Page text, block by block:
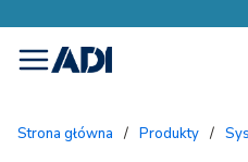
menu
Strona główna / Produkty /